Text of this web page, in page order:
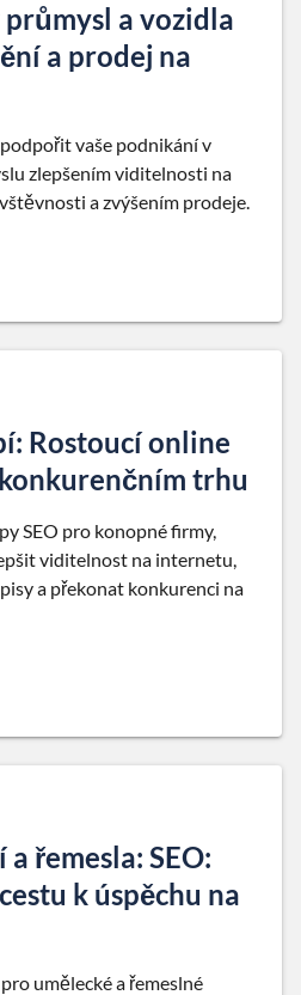
a vozidla
a prodej na
vaše podnikání v
zlepšením viditelnosti na
a zvýšením prodeje.
Rostoucí online
trhu
SEO pro konopné firmy,
viditelnost na internetu,
a překonat konkurenci na
řemesla: SEO:
k úspěchu na
umělecké a řemeslné